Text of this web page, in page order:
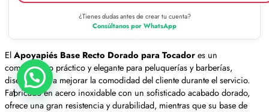
¿Tienes dudas antes de crear tu cuenta?
Consúltanos por WhatsApp
ElApoyapiés Base Recto Dorado para Tocadores un
complemento práctico y elegante para peluquerías y barberías,
diseñado para mejorar la comodidad del cliente durante el servicio.
Fabricado en acero inoxidable con un sofisticado acabado dorado,
ofrece una gran resistencia y durabilidad, mientras que su base de
1